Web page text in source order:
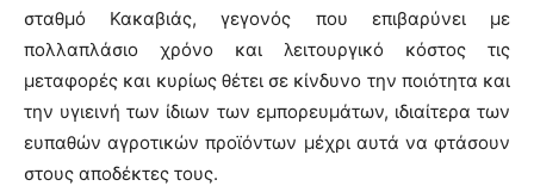
σταθμό Κακαβιάς, γεγονός που επιβαρύνει με
πολλαπλάσιο χρόνο και λειτουργικό κόστος τις
μεταφορές και κυρίως θέτει σε κίνδυνο την ποιότητα και
την υγιεινή των ίδιων των εμπορευμάτων, ιδιαίτερα των
ευπαθών αγροτικών προϊόντων μέχρι αυτά να φτάσουν
στους αποδέκτες τους.